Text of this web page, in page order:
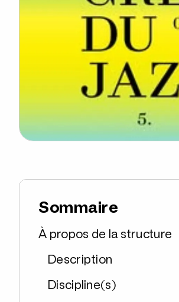
Sommaire
À propos de la structure
Description
Discipline(s)